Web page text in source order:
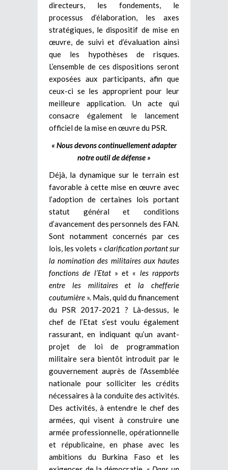
directeurs, les fondements, le
processus d’élaboration, les axes
stratégiques, le dispositif de mise en
œuvre, de suivi et d’évaluation ainsi
que les hypothèses de risques.
L’ensemble de ces dispositions seront
exposées aux participants, afin que
ceux-ci se les approprient pour leur
meilleure application. Un acte qui
consacre également le lancement
officiel de la mise en œuvre du PSR.
« Nous devons continuellement adapter
notre outil de défense »
Déjà, la dynamique sur le terrain est
favorable à cette mise en œuvre avec
l’adoption de certaines lois portant
statut général et conditions
d’avancement des personnels des FAN.
Sont notamment concernés par ces
lois, les volets « clarification portant sur
la nomination des militaires aux hautes
fonctions de l’Etat » et « les rapports
entre les militaires et la chefferie
coutumière ». Mais, quid du financement
du PSR 2017-2021 ? Là-dessus, le
chef de l’Etat s’est voulu également
rassurant, en indiquant qu’un avant-
projet de loi de programmation
militaire sera bientôt introduit par le
gouvernement auprès de l’Assemblée
nationale pour solliciter les crédits
nécessaires à la conduite des activités.
Des activités, à entendre le chef des
armées, qui visent à construire une
armée professionnelle, opérationnelle
et républicaine, en phase avec les
ambitions du Burkina Faso et les